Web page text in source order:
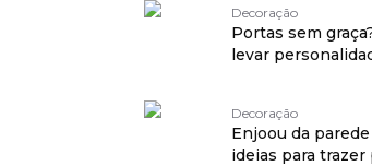
Decoração
Portas sem
levar
Decoração
Enjoou da parede
ideias para